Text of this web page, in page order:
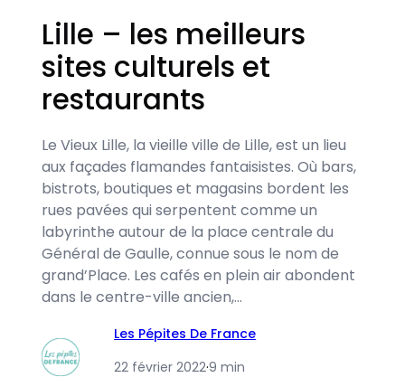
Lille – les meilleurs
sites culturels et
restaurants
Le Vieux Lille, la vieille ville de Lille, est un lieu
aux façades flamandes fantaisistes. Où bars,
bistrots, boutiques et magasins bordent les
rues pavées qui serpentent comme un
labyrinthe autour de la place centrale du
Général de Gaulle, connue sous le nom de
grand’Place. Les cafés en plein air abondent
dans le centre-ville ancien,…
Les Pépites De France
22 février 2022·9 min